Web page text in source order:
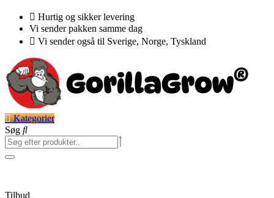
Videre
indhold
Hurtig og sikker levering
Vi sender pakken samme dag
Vi sender også til Sverige, Norge, Tyskland
Kategorier
Søg
Tilbud